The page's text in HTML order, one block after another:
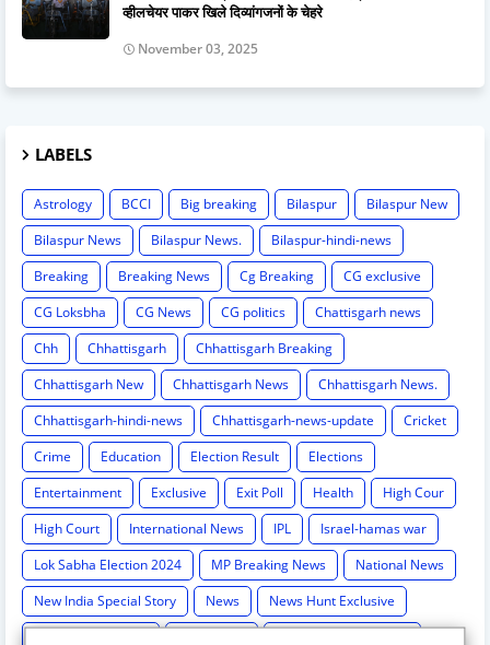
व्हीलचेयर पाकर खिले दिव्यांगजनों के चेहरे
November 03, 2025
LABELS
Astrology BCCI Big breaking Bilaspur
Bilaspur New
Bilaspur News
Bilaspur News.
Bilaspur-hindi-news
Breaking
Breaking News Cg Breaking
CG exclusive
CG Loksbha
CG News CG politics
Chattisgarh news
Chh
Chhattisgarh
Chhattisgarh Breaking
Chhattisgarh New
Chhattisgarh News
Chhattisgarh News.
Chhattisgarh-hindi-news
Chhattisgarh-news-update
Cricket
Crime
Education Election Result
Elections
Entertainment
Exclusive Exit Poll Health
High Cour
High Court
International News IPL
Israel-hamas war
Lok Sabha Election 2024
MP Breaking News
National News
New India Special Story
News
News Hunt Exclusive